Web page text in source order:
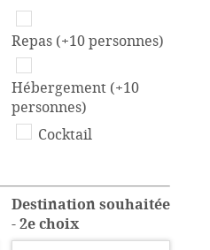
Repas (+10 personnes)
Hébergement (+10
personnes)
Cocktail
Destination souhaitée
- 2e choix